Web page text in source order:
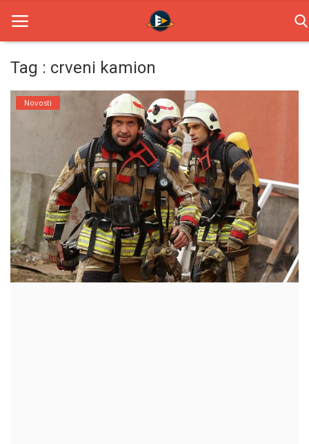
Home
Filmovi
Glumci
Contact
Login
Tag : crveni kamion
Novosti